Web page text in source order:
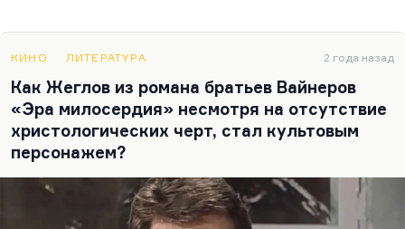
КИНО ЛИТЕРАТУРА 2 года назад
Как Жеглов из романа братьев Вайнеров
«Эра милосердия» несмотря на отсутствие
христологических черт, стал культовым
персонажем?